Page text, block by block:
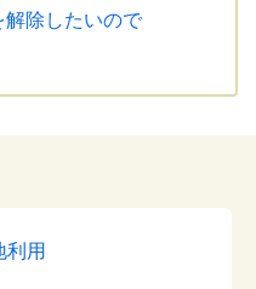
解除したいので
利用